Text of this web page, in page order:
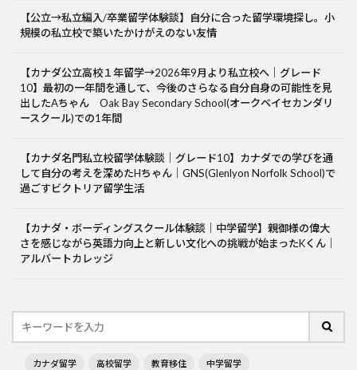
【公立→私立編入/卒業留学体験談】自分に合った留学環境探し。小
規模の私立校で築いたかけがえのない友情
【カナダ公立高校１年留学→2026年9月より私立校へ｜グレード
10】最初の一年間を通して、今後のさらなる自分自身の可能性を見
出したAちゃん Oak Bay Secondary School(オークベイセカンダリ
ースクール)での1年間
【カナダ名門私立校留学体験談｜グレード10】カナダでの学びを通
して自分の考えを深めたHちゃん｜GNS(Glenlyon Norfolk School)で
過ごすビクトリア留学生活
【カナダ・ボーディングスクール体験談｜中学留学】親御様の偉大
さを感じながら英語力向上と新しい文化への挑戦が始まったKくん｜
アルバートカレッジ
カナダ留学 高校留学 教育移住 中学留学